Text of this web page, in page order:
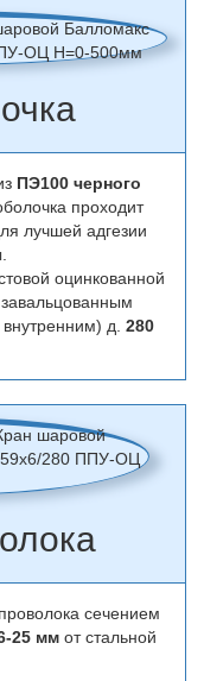
ПЭ100 черного
проходит
лучшей адгезии
оцинкованной
д. 280
сечением
25 мм от стальной